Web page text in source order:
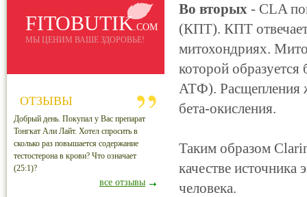
Во вторых - СLA
(КПТ). КПТ
митохондриях.
которой образуется
АТФ). Расщепления
бета-окисления.
Таким образом
качестве источника
человека.
FITOBUTIK.COM
МЫ ЦЕНИМ ВАШЕ ЗДОРОВЬЕ!
ОТЗЫВЫ
Добрый день. Покупал у Вас препарат
Тонгкат Али Лайт. Хотел спросить в
сколько раз повышается содержание
тестостерона в крови? Что означает
(25:1)?
все отзывы